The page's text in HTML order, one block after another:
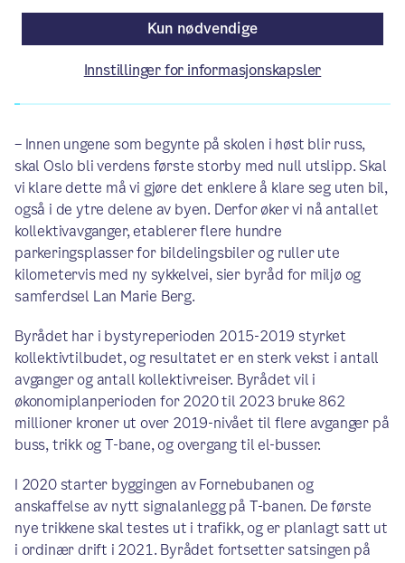
Av Byrådslederens kontor
Artikkelen er mer enn ett år gammel.
– Innen ungene som begynte på skolen i høst blir russ,
skal Oslo bli verdens første storby med null utslipp. Skal
vi klare dette må vi gjøre det enklere å klare seg uten bil,
også i de ytre delene av byen. Derfor øker vi nå antallet
kollektivavganger, etablerer flere hundre
parkeringsplasser for bildelingsbiler og ruller ute
kilometervis med ny sykkelvei, sier byråd for miljø og
samferdsel Lan Marie Berg.
Byrådet har i bystyreperioden 2015-2019 styrket
kollektivtilbudet, og resultatet er en sterk vekst i antall
avganger og antall kollektivreiser. Byrådet vil i
økonomiplanperioden for 2020 til 2023 bruke 862
millioner kroner ut over 2019-nivået til flere avganger på
buss, trikk og T-bane, og overgang til el-busser.
I 2020 starter byggingen av Fornebubanen og
anskaffelse av nytt signalanlegg på T-banen. De første
nye trikkene skal testes ut i trafikk, og er planlagt satt ut
i ordinær drift i 2021. Byrådet fortsetter satsingen på
Kun nødvendige
Innstillinger for informasjonskapsler